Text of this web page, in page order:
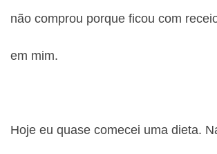
não comprou porque ficou com
em mim.
Hoje eu quase comecei uma dieta.